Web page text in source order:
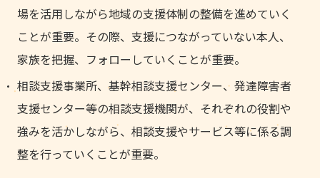
場を活用しながら地域の支援体制の整備を進めていく
ことが重要。その際、支援につながっていない本人、
家族を把握、フォローしていくことが重要。
相談支援事業所、基幹相談支援センター、発達障害者
支援センター等の相談支援機関が、それぞれの役割や
強みを活かしながら、相談支援やサービス等に係る調
整を行っていくことが重要。